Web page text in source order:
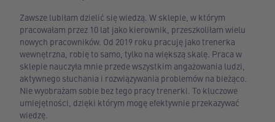
Zawsze lubiłam dzielić się wiedzą. W sklepie, w którym
pracowałam przez 10 lat jako kierownik, przeszkoliłam wielu
nowych pracowników. Od 2019 roku pracuję jako trenerka
wewnętrzna, robię to samo, tylko na większą skalę. Praca w
sklepie nauczyła mnie przede wszystkim angażowania ludzi,
aktywnego słuchania i rozwiązywania problemów na bieżąco.
Nie wyobrażam sobie bez tego pracy trenerki. To kluczowe
umiejętności, dzięki którym mogę efektywnie przekazywać
wiedzę.